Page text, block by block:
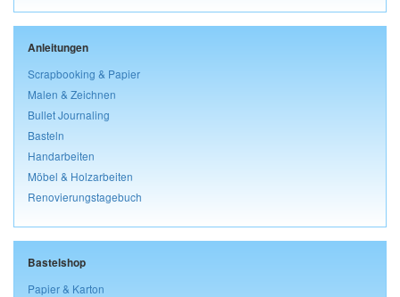
Anleitungen
Scrapbooking & Papier
Malen & Zeichnen
Bullet Journaling
Basteln
Handarbeiten
Möbel & Holzarbeiten
Renovierungstagebuch
Bastelshop
Papier & Karton